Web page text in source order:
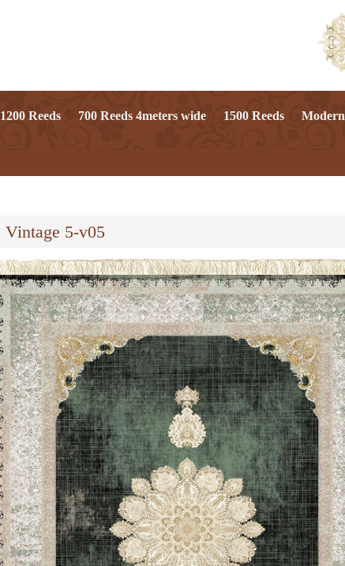
1200 Reeds 700 Reeds 4meters wide 1500 Reeds Modern
Vintage 5-v05